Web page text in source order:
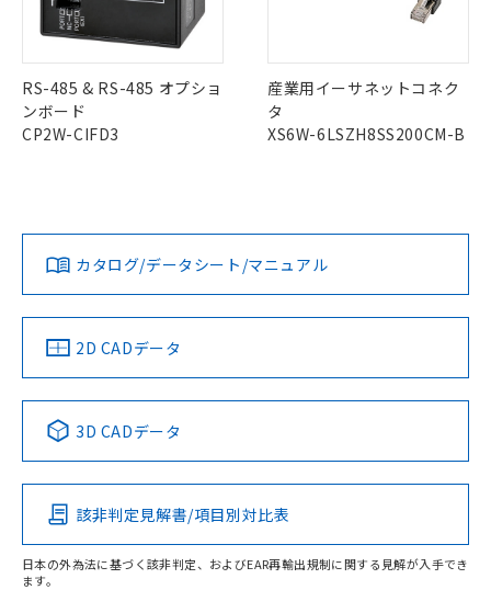
RS-485 & RS-485 オプショ
ンボード
CP2W-CIFD3
産業用イーサネットコネク
タ
XS6W-6LSZH8SS200CM-B
カタログ/データシート/マニュアル
2D CADデータ
3D CADデータ
該非判定見解書/項目別対比表
日本の外為法に基づく該非判定、およびEAR再輸出規制に関する見解が入手でき
ます。
メンバーズにご登録されている必要が
あります。
お客様が当ウェブサイト上で当社にご
登録された部品リストについて、当社
および当社の共同利用者が、当社の製
品・サービスに関するお客様との取
引・商談に必要な範囲で利用すること
用者の範囲」に記載されている法人を
指します。
※3 非含有証明書ダウンロード
下記の非含有証明書をダウンロードするこ
とができます。
※本証明書は発行日時点で非含有を証明す
ものではありません。
また、RoHS指令のフタル酸エステル類４
物質の対応では、対応完了までの期間は出
荷製品に未対応品が混在することから備考
り、2022年1月12日より割愛しておりま
す。
「－」：未確認です。当社販売部門へお問
い合わせください。
キャンセル